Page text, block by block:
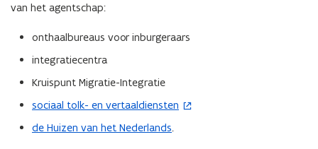
van het agentschap:
onthaalbureaus voor inburgeraars
integratiecentra
Kruispunt Migratie-Integratie
sociaal tolk- en vertaaldiensten
(
o
de Huizen van het Nederlands.